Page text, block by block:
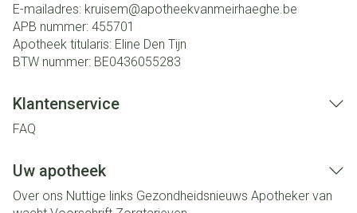
E-mailadres: kruisem@apotheekvanmeirhaeghe.be
APB nummer: 455701
Apotheek titularis: Eline Den Tijn
BTW nummer: BE0436055283
Klantenservice
FAQ
Uw apotheek
Over ons Nuttige links Gezondheidsnieuws Apotheker van